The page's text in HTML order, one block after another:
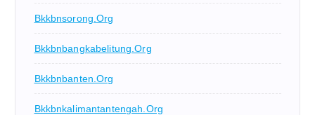
Bkkbnsorong.org
Bkkbnbangkabelitung.org
Bkkbnbanten.org
Bkkbnkalimantantengah.org